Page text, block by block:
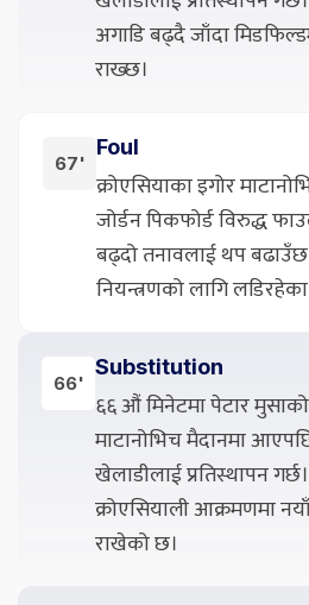
अगाडि बढ्दै जाँदा
राख्छ।
67'
Foul
क्रोएसियाका इगोर
जोर्डन पिकफोर्ड विरुद्ध
बढ्दो तनावलाई थप
नियन्त्रणको लागि
66'
Substitution
६६ औं मिनेटमा पेटार
माटानोभिच मैदानमा
खेलाडीलाई प्रतिस्थापन
क्रोएसियाली आक्रमणमा
राखेको छ।